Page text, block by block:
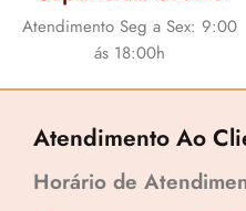
Atendimento Seg a Sex: 9:00
ás 18:00h
Atendimento Ao
Horário de